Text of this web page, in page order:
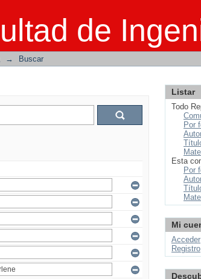
de
→ Buscar
Listar
Todo
Por
Esta
Por
Mi
Acceder
Registro